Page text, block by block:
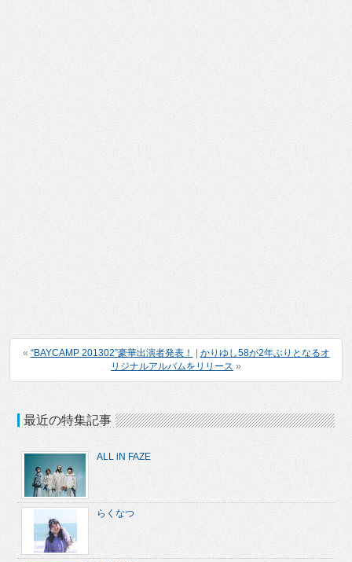
« “BAYCAMP 201302”豪華出演者発表！
かりゆし58が2年ぶりとなるオ
リジナルアルバムをリリース »
最近の特集記事
ALL iN FAZE
らくなつ